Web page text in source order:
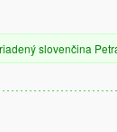
riadenýslovenčina